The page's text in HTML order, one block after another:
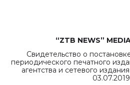
“ZTB NEWS”
Свидетельство о
периодического печатного
агентства и сетевого